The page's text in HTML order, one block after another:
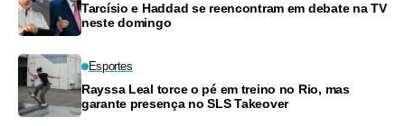
Tarcísio e Haddad se reencontram em debate na TV
neste domingo
Esportes
Rayssa Leal torce o pé em treino no Rio, mas
garante presença no SLS Takeover